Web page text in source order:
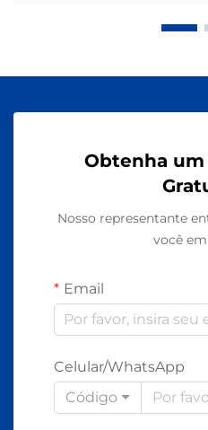
Obtenha
Nosso representante
você
Email
Celular/WhatsApp
Código